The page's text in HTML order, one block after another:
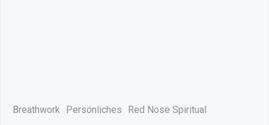
Breathwork Persönliches Red Nose Spiritual